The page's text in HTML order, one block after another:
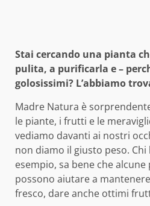
Stai cercando una pianta
pulita, a purificarla e –
golosissimi? L’abbiamo
Madre Natura è
le piante, i frutti e le
vediamo davanti ai nostri
non diamo il giusto peso.
esempio, sa bene che
possono aiutare a
fresco, dare anche ottimi